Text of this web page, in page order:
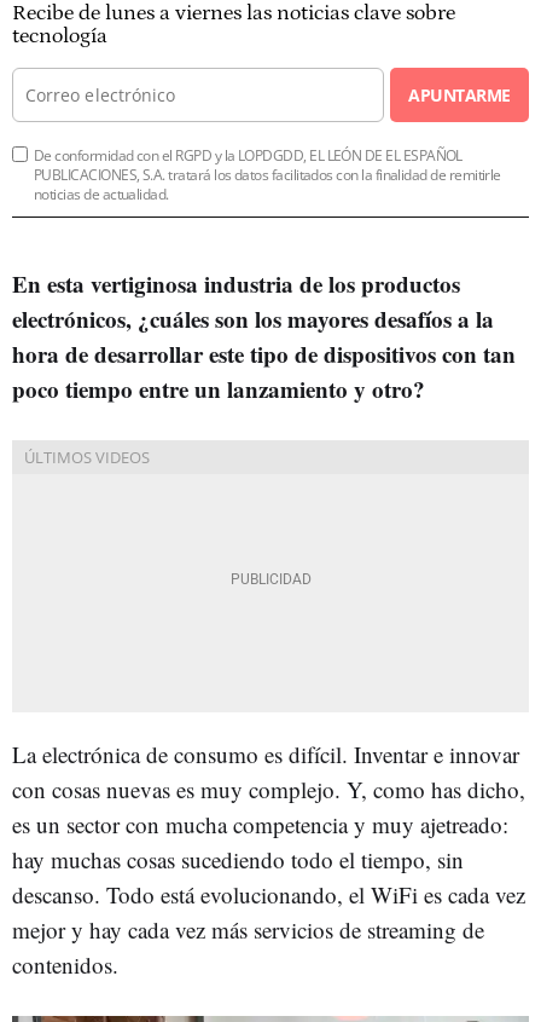
Recibe de lunes a viernes las noticias clave sobre
tecnología
APUNTARME
De conformidad con el RGPD y la LOPDGDD, EL LEÓN DE EL ESPAÑOL
PUBLICACIONES, S.A. tratará los datos facilitados con la finalidad de remitirle
noticias de actualidad.
En esta vertiginosa industria de los productos
electrónicos, ¿cuáles son los mayores desafíos a la
hora de desarrollar este tipo de dispositivos con tan
poco tiempo entre un lanzamiento y otro?
La electrónica de consumo es difícil. Inventar e innovar
con cosas nuevas es muy complejo. Y, como has dicho,
es un sector con mucha competencia y muy ajetreado:
hay muchas cosas sucediendo todo el tiempo, sin
descanso. Todo está evolucionando, el WiFi es cada vez
mejor y hay cada vez más servicios de streaming de
contenidos.